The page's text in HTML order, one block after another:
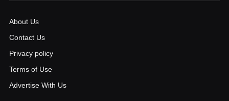
About Us
Contact Us
Privacy policy
Terms of Use
Advertise With Us